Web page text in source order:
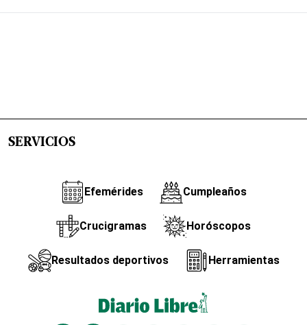
SERVICIOS
Efemérides Cumpleaños
Crucigramas Horóscopos
Resultados deportivos Herramientas